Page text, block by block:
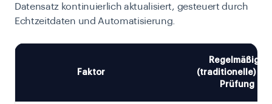
Datensatz kontinuierlich aktualisiert, gesteuert durch
Echtzeitdaten und Automatisierung.
Faktor
Regelmäßige
(traditionelle)
Prüfung